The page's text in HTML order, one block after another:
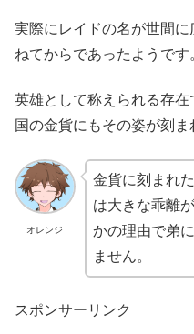
実際にレイドの名が世間
ねてからであったようです
英雄として称えられる存
国の金貨にもその姿が刻ま
オレンジ
金貨に刻まれ
は大きな乖離
かの理由で弟
ません。
スポンサーリンク